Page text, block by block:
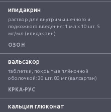
ипидакрин
раствор для внутримышечного и
подкожного введения: 1 мл x 10 шт. 5
мг/мл (ипидакрин)
ОЗОН
вальсакор
таблетки, покрытые плёночной
оболочкой: 30 шт. 80 мг (валсартан)
КРКА-РУС
кальция глюконат